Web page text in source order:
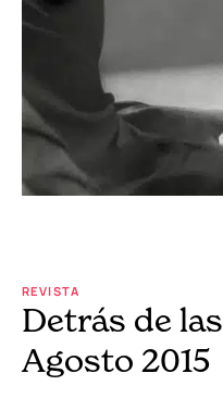
REVISTA
Detrás de
Agosto 2015